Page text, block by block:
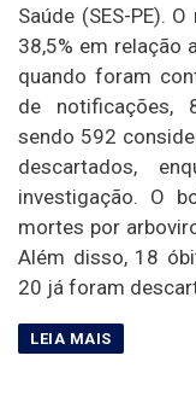
Saúde (SES-PE).
38,5% em relação
quando foram
de notificações,
sendo 592
descartados,
investigação. O
mortes por
Além disso, 18
20 já foram